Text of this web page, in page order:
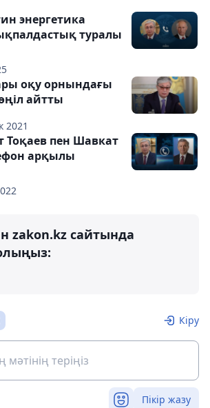
энергетика
туралы
2021
оқу орнындағы
айтты
пен Шавкат
арқылы
zakon.kz сайтында
Кіру
Пікір жазу